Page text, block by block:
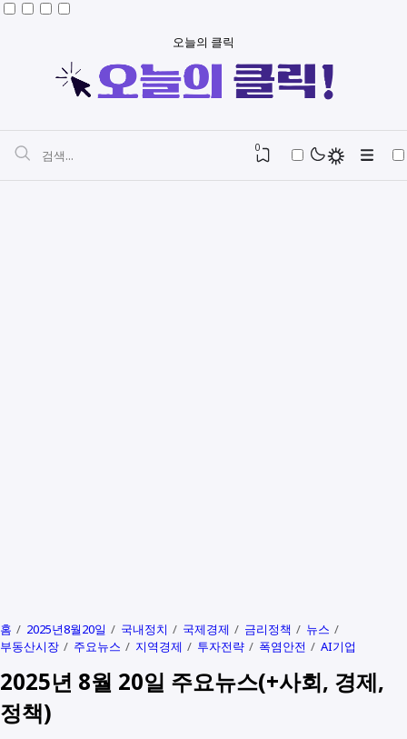
오늘의 클릭
0
홈 2025년8월20일 국내정치 국제경제 금리정책
뉴스
부동산시장
주요뉴스 지역경제 투자전략 폭염안전 AI기업
2025년 8월 20일 주요뉴스(+사회, 경제,
정책)